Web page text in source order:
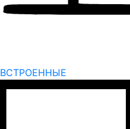
ВСТРОЕННЫЕ